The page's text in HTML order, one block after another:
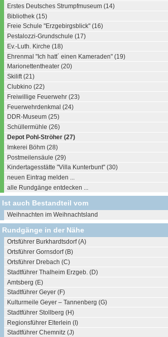
Erstes Deutsches Strumpfmuseum (14)
Bibliothek (15)
Freie Schule "Erzgebirgsblick" (16)
Pestalozzi-Grundschule (17)
Ev.-Luth. Kirche (18)
Ehrenmal "Ich hatt´ einen Kameraden" (19)
Marionettentheater (20)
Skilift (21)
Clubkino (22)
Freiwillige Feuerwehr (23)
Feuerwehrdenkmal (24)
DDR-Museum (25)
Schüllermühle (26)
Depot Pohl-Ströher (27)
Imkerei Böhm (28)
Postmeilensäule (29)
Kindertagesstätte "Villa Kunterbunt" (30)
neuen Eintrag melden ...
alle Rundgänge entdecken ...
Ist auch Bestandteil vom
Weihnachten im Weihnachtsland
Rundgänge in der Nähe
Ortsführer Burkhardtsdorf (A)
Ortsführer Gornsdorf (B)
Ortsführer Drebach (C)
Stadtführer Thalheim Erzgeb. (D)
Amtsberg (E)
Stadtführer Geyer (F)
Kulturmeile Geyer – Tannenberg (G)
Stadtführer Stollberg (H)
Regionsführer Elterlein (I)
Stadtführer Chemnitz (J)